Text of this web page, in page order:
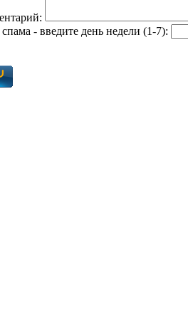
- введите день недели (1-7):